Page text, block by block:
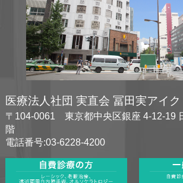
医療法人社団 実直会 冨田実アイ
〒104-0061 東京都中央区銀座 4-12-19
階
電話番号:03-6228-4200